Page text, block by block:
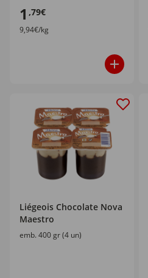
1 ,79€
9,94€/kg
Liégeois Chocolate Nova
Maestro
emb. 400 gr (4 un)